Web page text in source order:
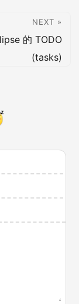
NEXT »
的 TODO
(tasks)